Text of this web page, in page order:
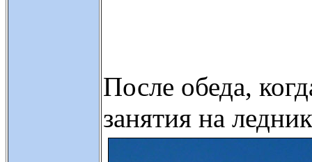
После обеда,
занятия на